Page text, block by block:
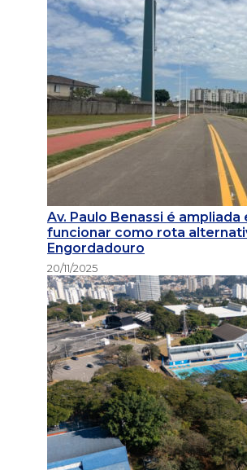
Av. Paulo Benassi é ampliada
funcionar como rota
Engordadouro
20/11/2025